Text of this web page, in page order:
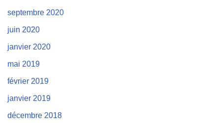
septembre 2020
juin 2020
janvier 2020
mai 2019
février 2019
janvier 2019
décembre 2018